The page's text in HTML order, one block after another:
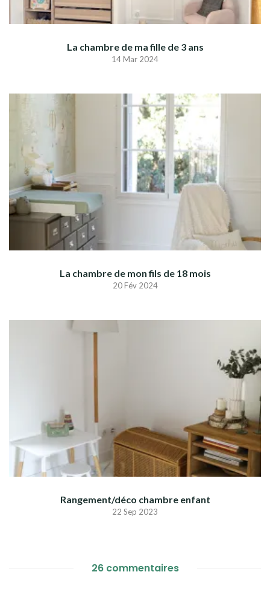
La chambre de ma fille de 3 ans
14 Mar 2024
La chambre de mon fils de 18 mois
20 Fév 2024
Rangement/déco chambre enfant
22 Sep 2023
26 commentaires